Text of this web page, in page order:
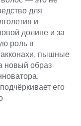
для
и
долине и за
роль в
пышные
новый образ
его